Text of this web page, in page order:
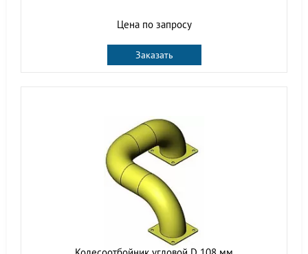
Цена по запросу
Заказать